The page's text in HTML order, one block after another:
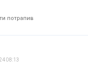
потрапив
08:13